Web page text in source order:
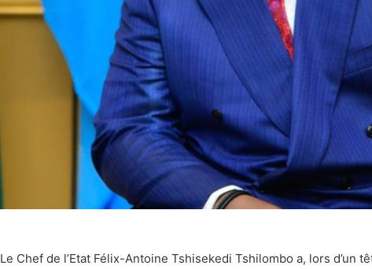
Le Chef de l’Etat Félix-Antoine Tshisekedi Tshilombo a, lors d’un